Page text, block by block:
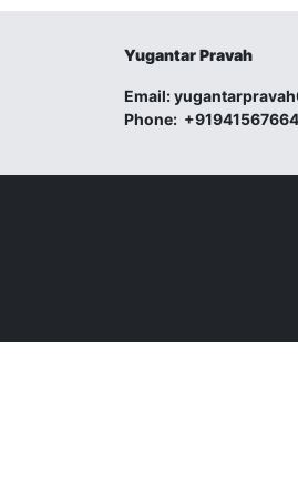
Yugantar Pravah
Email:
Phone: